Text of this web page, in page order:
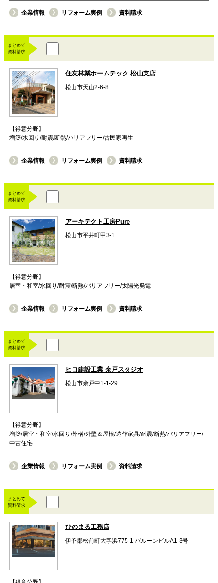
企業情報 リフォーム実例 資料請求
まとめて
資料請求
住友林業ホームテック 松山支店
松山市天山2-6-8
【得意分野】
増築/水回り/耐震/断熱/バリアフリー/古民家再生
企業情報 リフォーム実例 資料請求
まとめて
資料請求
アーキテクト工房Pure
松山市平井町甲3-1
【得意分野】
居室・和室/水回り/耐震/断熱/バリアフリー/太陽光発電
企業情報 リフォーム実例 資料請求
まとめて
資料請求
ヒロ建設工業 余戸スタジオ
松山市余戸中1-1-29
【得意分野】
増築/居室・和室/水回り/外構/外壁＆屋根/造作家具/耐震/断熱/バリアフリー/
中古住宅
企業情報 リフォーム実例 資料請求
まとめて
資料請求
ひのまる工務店
伊予郡松前町大字浜775-1 バルーンビルA1-3号